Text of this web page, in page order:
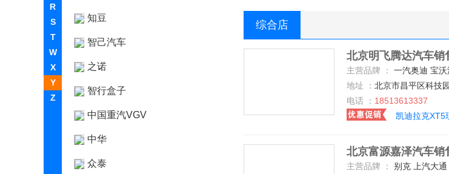
R
S
T
W
X
Y
Z
知豆
智己汽车
之诺
智行盒子
中国重汽VGV
中华
众泰
综合店
北京明飞腾达汽车销
主营品牌 ：
一汽奥迪 宝沃汽车 上汽大众 广汽本田 北京汽车 众泰 奇瑞捷豹路虎 别克 长安乘用车 东风日产 广汽传祺 长安福特 凯迪拉克(国产) 华晨宝
地址 ： 北京市昌平区科技
电话 ： 18513613337
凯迪拉克XT5
北京富源嘉泽汽车销
主营品牌 ： 别克 上汽大通 江铃汽车 上